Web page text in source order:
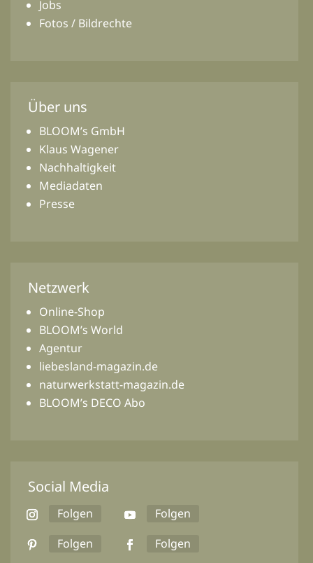
Jobs
Fotos / Bildrechte
Über uns
BLOOM’s GmbH
Klaus Wagener
Nachhaltigkeit
Mediadaten
Presse
Netzwerk
Online-Shop
BLOOM’s World
Agentur
liebesland-magazin.de
naturwerkstatt-magazin.de
BLOOM’s DECO Abo
Social Media
Folgen
Folgen
Folgen
Folgen